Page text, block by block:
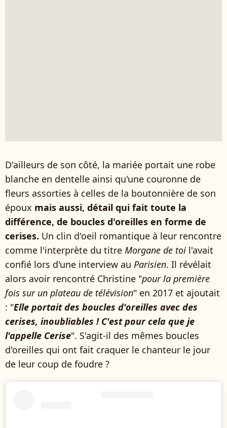
D'ailleurs de son côté, la mariée portait une robe
blanche en dentelle ainsi qu'une couronne de
fleurs assorties à celles de la boutonnière de son
époux mais aussi, détail qui fait toute la
différence, de boucles d'oreilles en forme de
cerises. Un clin d'oeil romantique à leur rencontre
comme l'interprète du titre Morgane de toi l'avait
confié lors d'une interview au Parisien. Il révélait
alors avoir rencontré Christine "pour la première
fois sur un plateau de télévision" en 2017 et ajoutait
: "Elle portait des boucles d'oreilles avec des
cerises, inoubliables ! C'est pour cela que je
l'appelle Cerise". S'agit-il des mêmes boucles
d'oreilles qui ont fait craquer le chanteur le jour
de leur coup de foudre ?